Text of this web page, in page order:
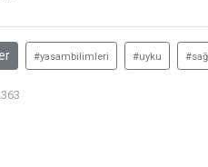
#yasambilimleri #uyku